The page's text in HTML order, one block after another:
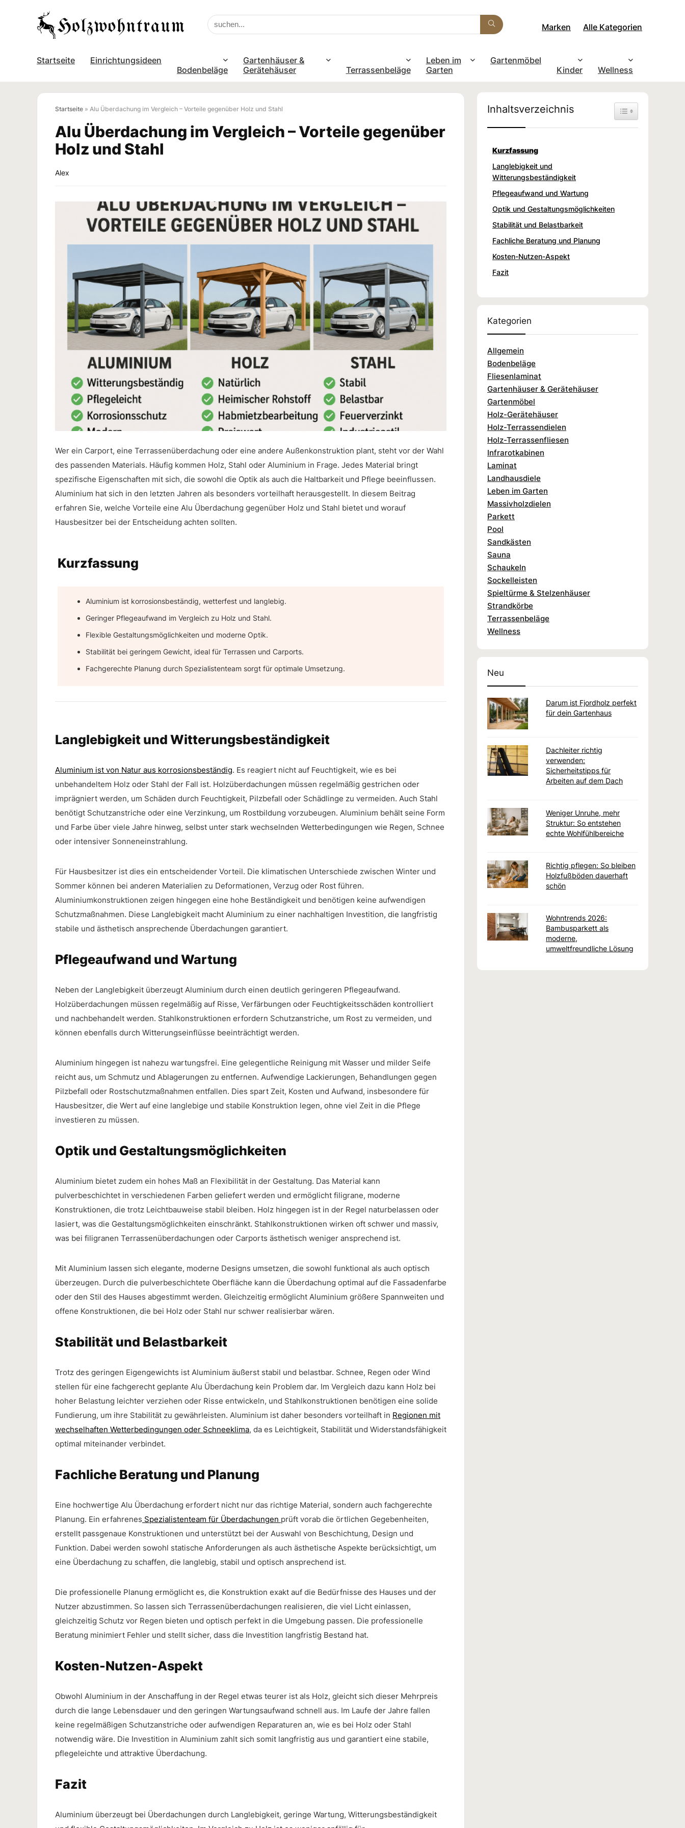
Marken Alle Kategorien
Startseite
Einrichtungsideen
Bodenbeläge
Gartenhäuser &
Gerätehäuser
Terrassenbeläge
Leben im
Garten
Gartenmöbel
Kinder
Wellness
Startseite » Alu Überdachung im Vergleich – Vorteile gegenüber Holz und Stahl
Alu Überdachung im Vergleich – Vorteile gegenüber
Holz und Stahl
Alex
Wer ein Carport, eine Terrassenüberdachung oder eine andere Außenkonstruktion plant, steht vor der Wahl
des passenden Materials. Häufig kommen Holz, Stahl oder Aluminium in Frage. Jedes Material bringt
spezifische Eigenschaften mit sich, die sowohl die Optik als auch die Haltbarkeit und Pflege beeinflussen.
Aluminium hat sich in den letzten Jahren als besonders vorteilhaft herausgestellt. In diesem Beitrag
erfahren Sie, welche Vorteile eine Alu Überdachung gegenüber Holz und Stahl bietet und worauf
Hausbesitzer bei der Entscheidung achten sollten.
Kurzfassung
Aluminium ist korrosionsbeständig, wetterfest und langlebig.
Geringer Pflegeaufwand im Vergleich zu Holz und Stahl.
Flexible Gestaltungsmöglichkeiten und moderne Optik.
Stabilität bei geringem Gewicht, ideal für Terrassen und Carports.
Fachgerechte Planung durch Spezialistenteam sorgt für optimale Umsetzung.
Langlebigkeit und Witterungsbeständigkeit
Aluminium ist von Natur aus korrosionsbeständig. Es reagiert nicht auf Feuchtigkeit, wie es bei
unbehandeltem Holz oder Stahl der Fall ist. Holzüberdachungen müssen regelmäßig gestrichen oder
imprägniert werden, um Schäden durch Feuchtigkeit, Pilzbefall oder Schädlinge zu vermeiden. Auch Stahl
benötigt Schutzanstriche oder eine Verzinkung, um Rostbildung vorzubeugen. Aluminium behält seine Form
und Farbe über viele Jahre hinweg, selbst unter stark wechselnden Wetterbedingungen wie Regen, Schnee
oder intensiver Sonneneinstrahlung.
Für Hausbesitzer ist dies ein entscheidender Vorteil. Die klimatischen Unterschiede zwischen Winter und
Sommer können bei anderen Materialien zu Deformationen, Verzug oder Rost führen.
Aluminiumkonstruktionen zeigen hingegen eine hohe Beständigkeit und benötigen keine aufwendigen
Schutzmaßnahmen. Diese Langlebigkeit macht Aluminium zu einer nachhaltigen Investition, die langfristig
stabile und ästhetisch ansprechende Überdachungen garantiert.
Pflegeaufwand und Wartung
Neben der Langlebigkeit überzeugt Aluminium durch einen deutlich geringeren Pflegeaufwand.
Holzüberdachungen müssen regelmäßig auf Risse, Verfärbungen oder Feuchtigkeitsschäden kontrolliert
und nachbehandelt werden. Stahlkonstruktionen erfordern Schutzanstriche, um Rost zu vermeiden, und
können ebenfalls durch Witterungseinflüsse beeinträchtigt werden.
Aluminium hingegen ist nahezu wartungsfrei. Eine gelegentliche Reinigung mit Wasser und milder Seife
reicht aus, um Schmutz und Ablagerungen zu entfernen. Aufwendige Lackierungen, Behandlungen gegen
Pilzbefall oder Rostschutzmaßnahmen entfallen. Dies spart Zeit, Kosten und Aufwand, insbesondere für
Hausbesitzer, die Wert auf eine langlebige und stabile Konstruktion legen, ohne viel Zeit in die Pflege
investieren zu müssen.
Optik und Gestaltungsmöglichkeiten
Aluminium bietet zudem ein hohes Maß an Flexibilität in der Gestaltung. Das Material kann
pulverbeschichtet in verschiedenen Farben geliefert werden und ermöglicht filigrane, moderne
Konstruktionen, die trotz Leichtbauweise stabil bleiben. Holz hingegen ist in der Regel naturbelassen oder
lasiert, was die Gestaltungsmöglichkeiten einschränkt. Stahlkonstruktionen wirken oft schwer und massiv,
was bei filigranen Terrassenüberdachungen oder Carports ästhetisch weniger ansprechend ist.
Mit Aluminium lassen sich elegante, moderne Designs umsetzen, die sowohl funktional als auch optisch
überzeugen. Durch die pulverbeschichtete Oberfläche kann die Überdachung optimal auf die Fassadenfarbe
oder den Stil des Hauses abgestimmt werden. Gleichzeitig ermöglicht Aluminium größere Spannweiten und
offene Konstruktionen, die bei Holz oder Stahl nur schwer realisierbar wären.
Stabilität und Belastbarkeit
Trotz des geringen Eigengewichts ist Aluminium äußerst stabil und belastbar. Schnee, Regen oder Wind
stellen für eine fachgerecht geplante Alu Überdachung kein Problem dar. Im Vergleich dazu kann Holz bei
hoher Belastung leichter verziehen oder Risse entwickeln, und Stahlkonstruktionen benötigen eine solide
Fundierung, um ihre Stabilität zu gewährleisten. Aluminium ist daher besonders vorteilhaft in Regionen mit
wechselhaften Wetterbedingungen oder Schneeklima, da es Leichtigkeit, Stabilität und Widerstandsfähigkeit
optimal miteinander verbindet.
Fachliche Beratung und Planung
Eine hochwertige Alu Überdachung erfordert nicht nur das richtige Material, sondern auch fachgerechte
Planung. Ein erfahrenes Spezialistenteam für Überdachungen prüft vorab die örtlichen Gegebenheiten,
erstellt passgenaue Konstruktionen und unterstützt bei der Auswahl von Beschichtung, Design und
Funktion. Dabei werden sowohl statische Anforderungen als auch ästhetische Aspekte berücksichtigt, um
eine Überdachung zu schaffen, die langlebig, stabil und optisch ansprechend ist.
Die professionelle Planung ermöglicht es, die Konstruktion exakt auf die Bedürfnisse des Hauses und der
Nutzer abzustimmen. So lassen sich Terrassenüberdachungen realisieren, die viel Licht einlassen,
gleichzeitig Schutz vor Regen bieten und optisch perfekt in die Umgebung passen. Die professionelle
Beratung minimiert Fehler und stellt sicher, dass die Investition langfristig Bestand hat.
Kosten-Nutzen-Aspekt
Obwohl Aluminium in der Anschaffung in der Regel etwas teurer ist als Holz, gleicht sich dieser Mehrpreis
durch die lange Lebensdauer und den geringen Wartungsaufwand schnell aus. Im Laufe der Jahre fallen
keine regelmäßigen Schutzanstriche oder aufwendigen Reparaturen an, wie es bei Holz oder Stahl
notwendig wäre. Die Investition in Aluminium zahlt sich somit langfristig aus und garantiert eine stabile,
pflegeleichte und attraktive Überdachung.
Fazit
Aluminium überzeugt bei Überdachungen durch Langlebigkeit, geringe Wartung, Witterungsbeständigkeit
Inhaltsverzeichnis Toggle Table of
Kurzfassung
Langlebigkeit und
Witterungsbeständigkeit
Pflegeaufwand und Wartung
Optik und Gestaltungsmöglichkeiten
Stabilität und Belastbarkeit
Fachliche Beratung und Planung
Kosten-Nutzen-Aspekt
Fazit
Kategorien
Allgemein
Bodenbeläge
Fliesenlaminat
Gartenhäuser & Gerätehäuser
Gartenmöbel
Holz-Gerätehäuser
Holz-Terrassendielen
Holz-Terrassenfliesen
Infrarotkabinen
Laminat
Landhausdiele
Leben im Garten
Massivholzdielen
Parkett
Pool
Sandkästen
Sauna
Schaukeln
Sockelleisten
Spieltürme & Stelzenhäuser
Strandkörbe
Terrassenbeläge
Wellness
Neu
Darum ist Fjordholz perfekt
für dein Gartenhaus
Dachleiter richtig
verwenden:
Sicherheitstipps für
Arbeiten auf dem Dach
Weniger Unruhe, mehr
Struktur: So entstehen
echte Wohlfühlbereiche
Richtig pflegen: So bleiben
Holzfußböden dauerhaft
schön
Wohntrends 2026:
Bambusparkett als
moderne,
umweltfreundliche Lösung